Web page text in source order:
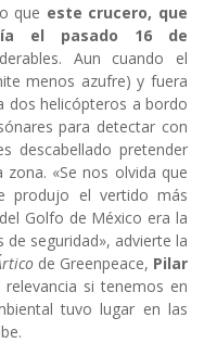
que este crucero, que
el pasado 16 de
Aun cuando el
menos azufre) y fuera
dos helicópteros a bordo
para detectar con
descabellado pretender
«Se nos olvida que
produjo el vertido más
Golfo de México era la
seguridad», advierte la
de Greenpeace, Pilar
si tenemos en
tuvo lugar en las